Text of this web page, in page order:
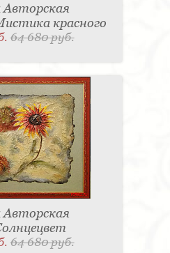
красного
64 680 руб.
64 680 руб.